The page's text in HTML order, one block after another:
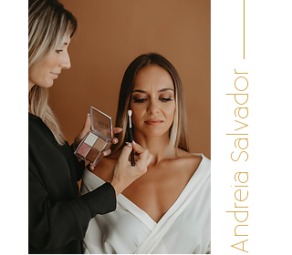
Andreia Salvador